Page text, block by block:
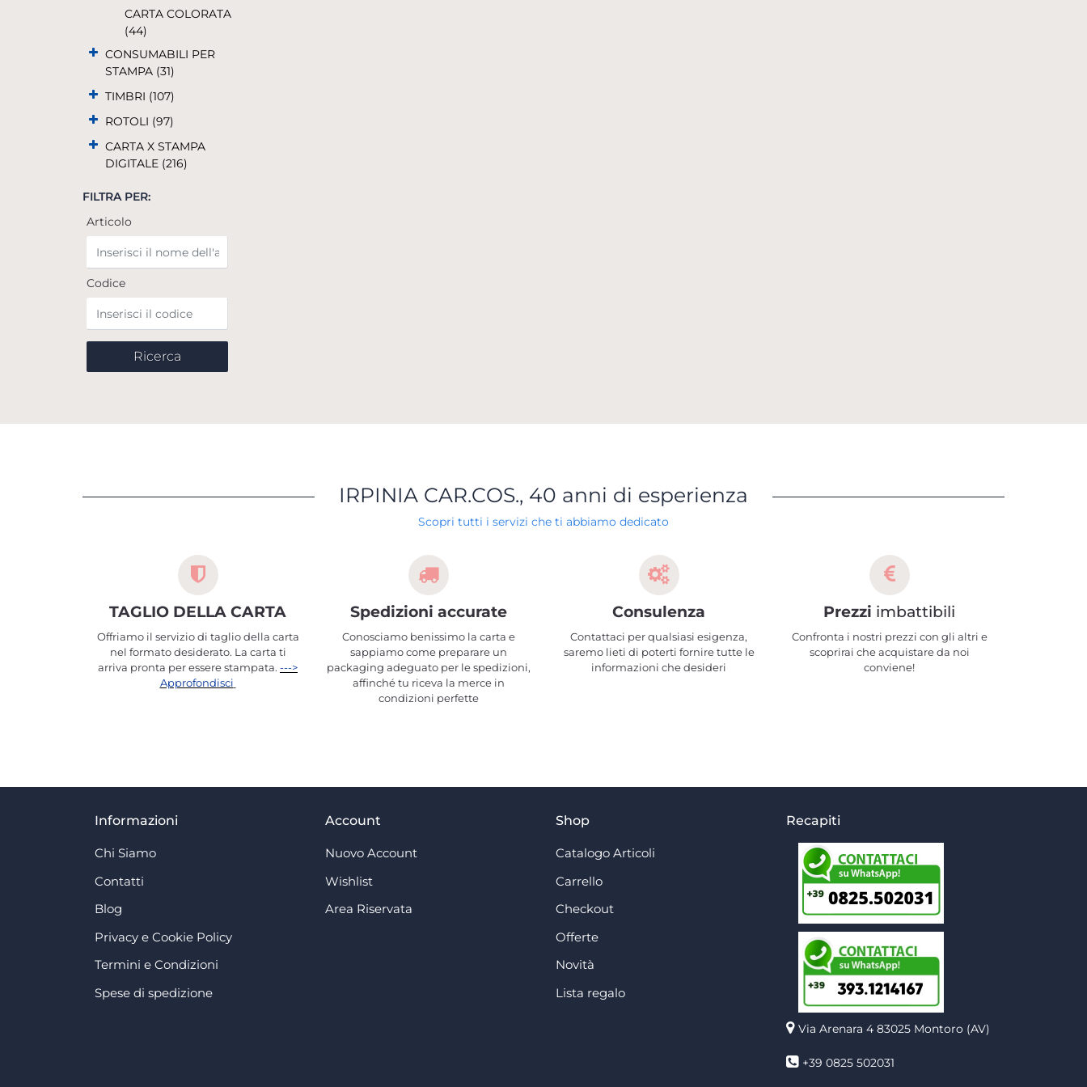
CARTA COLORATA
(44)
CONSUMABILI PER
STAMPA (31)
TIMBRI (107)
ROTOLI (97)
CARTA X STAMPA
DIGITALE (216)
FILTRA PER:
Articolo
Codice
IRPINIA CAR.COS., 40 anni di esperienza
Scopri tutti i servizi che ti abbiamo dedicato
TAGLIO DELLA CARTA
Offriamo il servizio di taglio della carta
nel formato desiderato. La carta ti
arriva pronta per essere stampata. --->
Approfondisci
Spedizioni accurate
Conosciamo benissimo la carta e
sappiamo come preparare un
packaging adeguato per le spedizioni,
affinché tu riceva la merce in
condizioni perfette
Consulenza
Contattaci per qualsiasi esigenza,
saremo lieti di poterti fornire tutte le
informazioni che desideri
Prezzi imbattibili
Confronta i nostri prezzi con gli altri e
scoprirai che acquistare da noi
conviene!
Informazioni
Chi Siamo
Contatti
Blog
Privacy e Cookie Policy
Termini e Condizioni
Spese di spedizione
Account
Nuovo Account
Wishlist
Area Riservata
Shop
Catalogo Articoli
Carrello
Checkout
Offerte
Novità
Lista regalo
Recapiti
Via Arenara 4 83025 Montoro (AV)
+39 0825 502031